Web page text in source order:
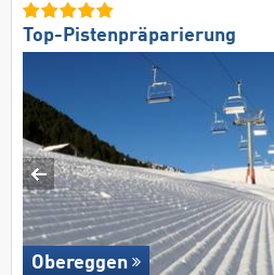
Top-Pistenpräparierung
Obereggen